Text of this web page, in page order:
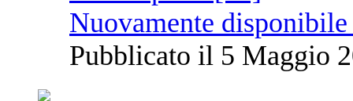
Nuovamente
Pubblicato il 5 Maggio